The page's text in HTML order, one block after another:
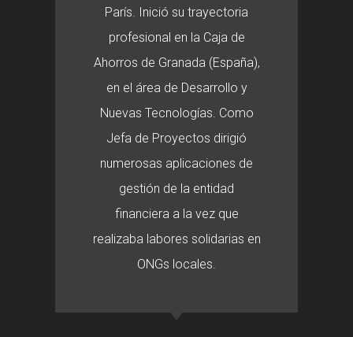
París. Inició su trayectoria
profesional en la Caja de
Ahorros de Granada (España),
en el área de Desarrollo y
Nuevas Tecnologías. Como
Jefa de Proyectos dirigió
numerosas aplicaciones de
gestión de la entidad
financiera a la vez que
realizaba labores solidarias en
ONGs locales.